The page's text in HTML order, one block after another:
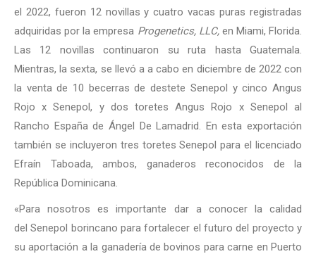
el 2022, fueron 12 novillas y cuatro vacas puras registradas
adquiridas por la empresa Progenetics, LLC, en Miami, Florida.
Las 12 novillas continuaron su ruta hasta Guatemala.
Mientras, la sexta, se llevó a a cabo en diciembre de 2022 con
la venta de 10 becerras de destete Senepol y cinco Angus
Rojo x Senepol, y dos toretes Angus Rojo x Senepol al
Rancho España de Ángel De Lamadrid. En esta exportación
también se incluyeron tres toretes Senepol para el licenciado
Efraín Taboada, ambos, ganaderos reconocidos de la
República Dominicana.
«Para nosotros es importante dar a conocer la calidad
del Senepol borincano para fortalecer el futuro del proyecto y
su aportación a la ganadería de bovinos para carne en Puerto